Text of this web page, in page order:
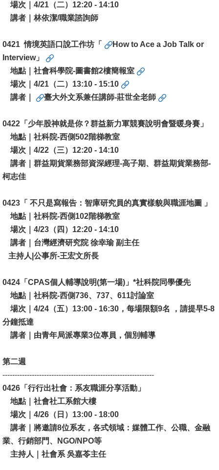
覽
心
輔
專
區
場次｜4/21（二）12:20 - 14:10
講者｜林依潔/職業諮詢師
0421 情境英語口說工作坊「
How to Ace a Job Talk or
Interview」
地點｜社會科學院-圖書館2樓簡報室
場次｜4/21（二）13:10 - 15:10
講者｜
臺大外文系兼任講師-莊世全老師
0422「 少年股神就是你？群益新力軍競賽說明會暨暖身賽」
地點｜社科院-西側502階梯教室
場次｜4/22（三）12:20 - 14:10
講者｜ 群益期貨業務部資深經理-高子期、群益期貨業務部-
柯志佳
0423「 不只是寫報告：智庫研究員的真實樣貌與職涯地圖 」
地點｜社科院-西側102階梯教室
場次｜4/23（四）12:20 - 14:10
講者｜台灣經濟研究院 徐幸瑜 副主任
主持人|公事所-王宏文所長
0424「CPAS個人輔導說明(第一場)」*社科院同學優先
地點｜社科院-西側736、737、611討論室
場次｜4/24（五）13:00 - 16:30，每場限額9名 ，請提早5-8
分鐘抵達
講者｜由青年局派專業3位專員，個別輔導
第二週
--------------------------------------------------------------
0426「行行出社會：系友職涯分享活動」
地點｜社會社工系館大樓
場次｜4/26（日）13:00 - 18:00
講者｜將邀請8位系友，各式領域：媒體工作、公職、金融
業、行銷部門、NGO/NPO等
主持人｜社會系 吳嘉苓主任